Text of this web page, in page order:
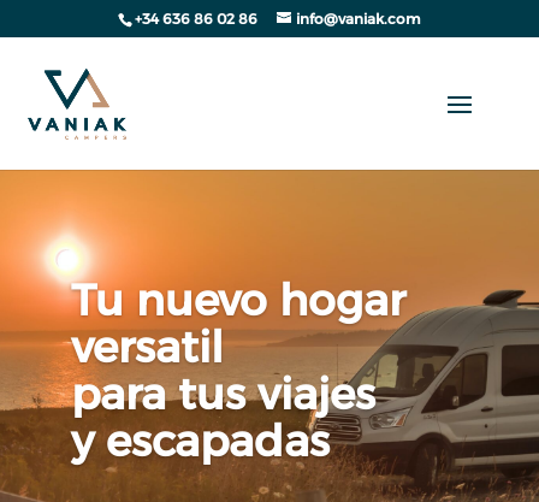
+34 636 86 02 86 info@vaniak.com
Tu nuevo hogar
versatil
para tus viajes
y escapadas